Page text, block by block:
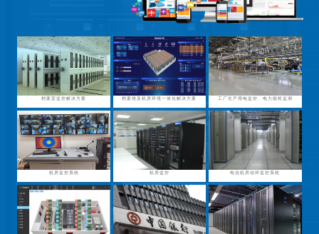
档案室监控解决方案 档案馆及机房环境一体化解决方案 工厂生产用电监控、电力能耗监测
机房监控系统 机房监控 电信机房动环监控系统